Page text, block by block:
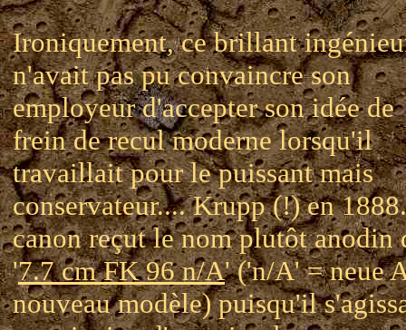
Ironiquement, ce brillant
n'avait pas pu convaincre son
employeur d'accepter son idée de
frein de recul moderne lorsqu'il
travaillait pour le puissant mais
conservateur.... Krupp (!) en
canon reçut le nom plutôt anodin
'7.7 cm FK 96 n/A' ('n/A' = neue
nouveau modèle) puisqu'il